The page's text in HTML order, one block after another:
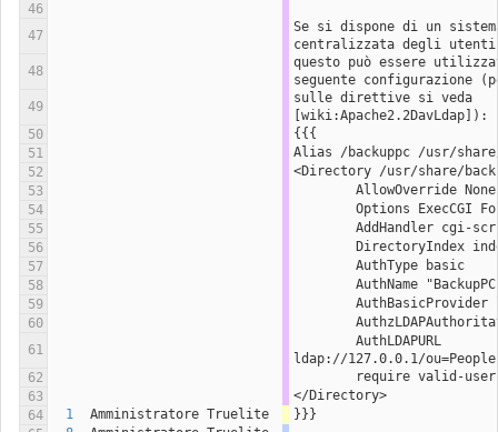
46
47
Se si dispone di un
centralizzata degli utenti
48
questo può essere
seguente configurazione
49
sulle direttive si veda
[wiki:Apache2.2DavLdap]):
50
{{{
51
Alias /backuppc /usr/
52
<Directory /usr/share/
53
        AllowOverride None
54
Options
55
AddHandler cgi-
56
DirectoryIndex
57
        AuthType basic
58
AuthName
59
60
61
ldap://127.0.0.1/
62
        require valid-user
63
</Directory>
64
1 Amministratore Truelite
}}}